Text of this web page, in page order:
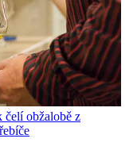
čelí obžalobě z